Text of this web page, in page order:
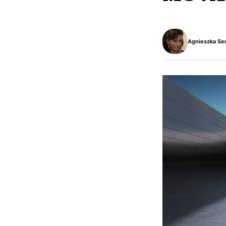
Agnieszka